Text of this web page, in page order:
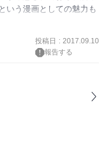
いう漫画としての魅力も
描かれていない、岬愛
ジェル読者が読んでも十
て、美しい女性と名車が
。
めた作品でもあります。
投稿日 : 2017.09.10
報告する